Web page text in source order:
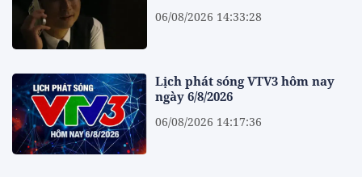
06/08/2026 14:33:28
Lịch phát sóng VTV3 hôm nay
ngày 6/8/2026
06/08/2026 14:17:36